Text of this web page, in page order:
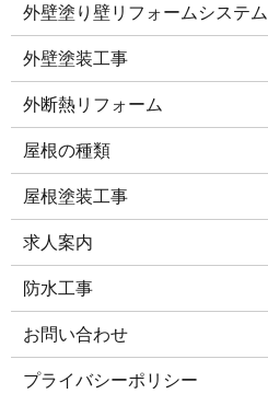
外壁塗り壁リフォームシステム
外壁塗装工事
外断熱リフォーム
屋根の種類
屋根塗装工事
求人案内
防水工事
お問い合わせ
プライバシーポリシー